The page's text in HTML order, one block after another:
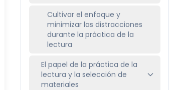
Cultivar el enfoque y
minimizar las distracciones
durante la práctica de la
lectura
El papel de la práctica de la
lectura y la selección de
materiales